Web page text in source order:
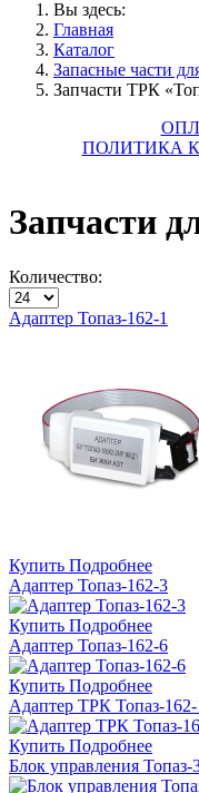
Вы здесь:
Главная
Каталог
Запасные части
Запчасти ТРК
ПОЛИТИКА
Запчасти
Количество:
Адаптер Топаз-162-1
Купить Подробнее
Адаптер Топаз-162-3
Купить Подробнее
Адаптер Топаз-162-6
Купить Подробнее
Адаптер ТРК Топаз-162-
Купить Подробнее
Блок управления Топаз-